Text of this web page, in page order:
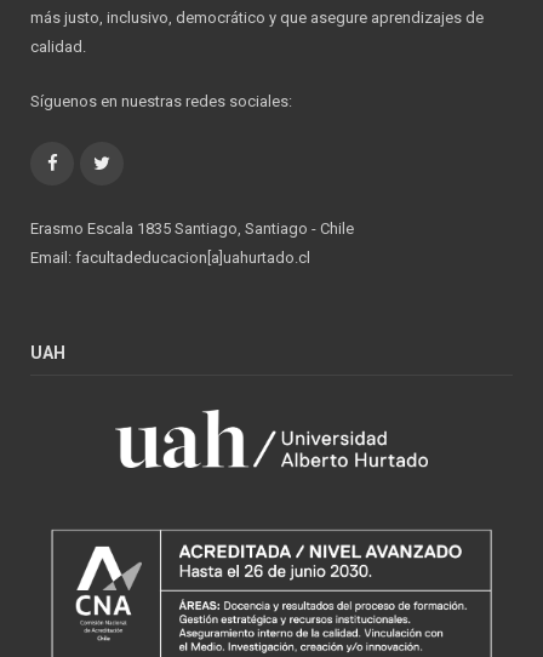
más justo, inclusivo, democrático y que asegure aprendizajes de
calidad.
Síguenos en nuestras redes sociales:
Facebook
Erasmo Escala 1835 Santiago, Santiago - Chile
Email: facultadeducacion[a]uahurtado.cl
UAH